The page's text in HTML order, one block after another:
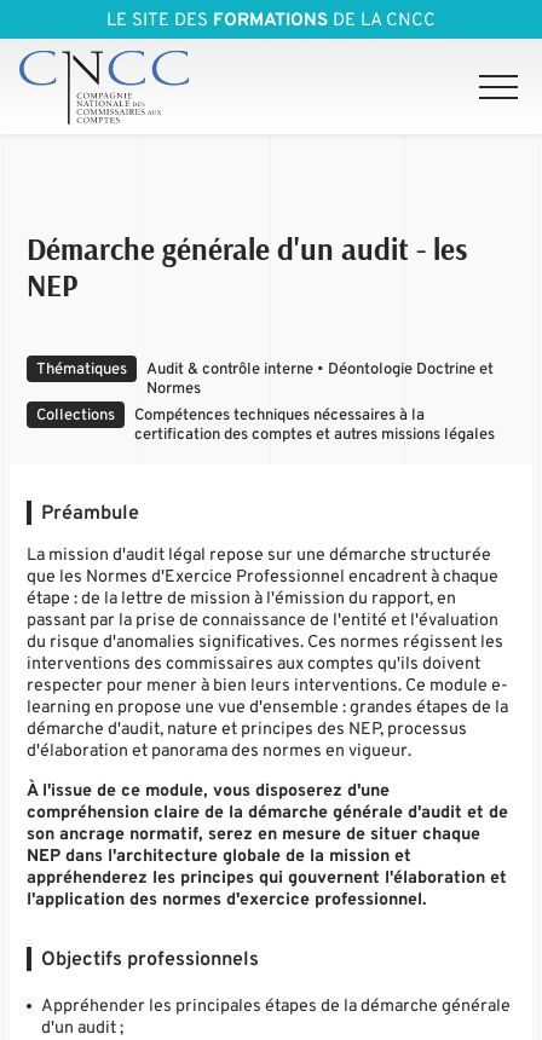
LE SITE DES FORMATIONS DE LA CNCC
Démarche générale d'un audit - les
NEP
Thématiques
Audit & contrôle interne • Déontologie Doctrine et
Normes
Collections
Compétences techniques nécessaires à la
certification des comptes et autres missions légales
Préambule
La mission d'audit légal repose sur une démarche structurée
que les Normes d'Exercice Professionnel encadrent à chaque
étape : de la lettre de mission à l'émission du rapport, en
passant par la prise de connaissance de l'entité et l'évaluation
du risque d'anomalies significatives. Ces normes régissent les
interventions des commissaires aux comptes qu'ils doivent
respecter pour mener à bien leurs interventions. Ce module e-
learning en propose une vue d'ensemble : grandes étapes de la
démarche d'audit, nature et principes des NEP, processus
d'élaboration et panorama des normes en vigueur.
À l'issue de ce module, vous disposerez d'une
compréhension claire de la démarche générale d'audit et de
son ancrage normatif, serez en mesure de situer chaque
NEP dans l'architecture globale de la mission et
appréhenderez les principes qui gouvernent l'élaboration et
l'application des normes d'exercice professionnel.
Objectifs professionnels
Appréhender les principales étapes de la démarche générale
d'un audit ;